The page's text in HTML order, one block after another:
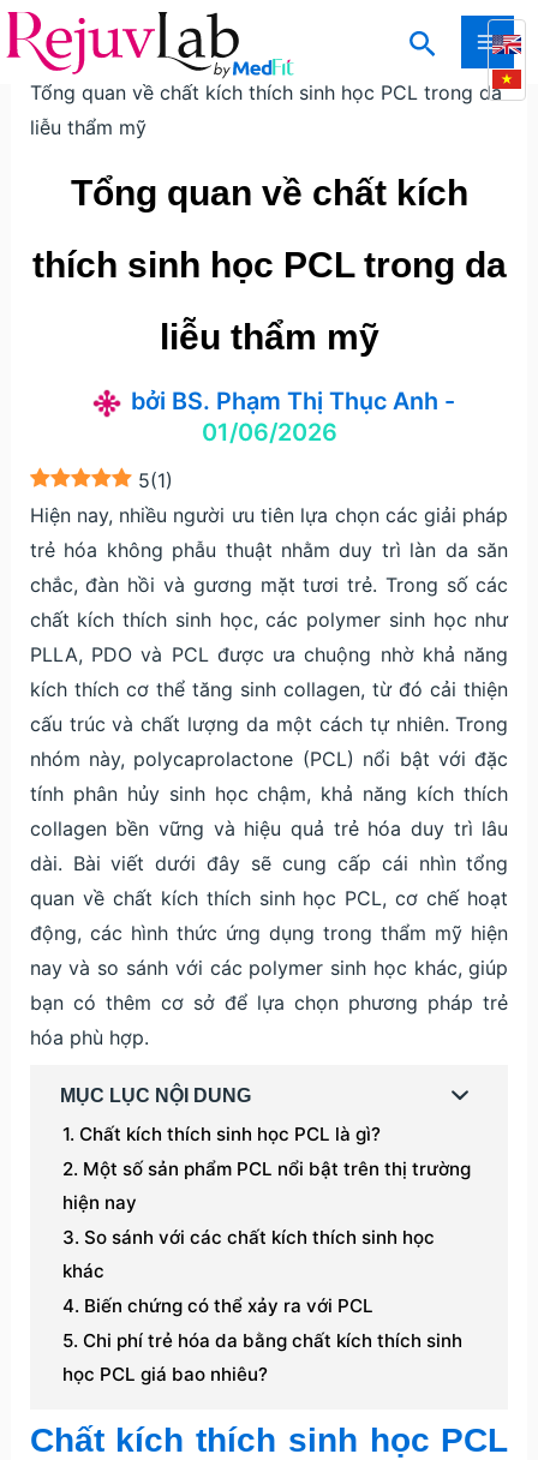
Nhảy
tới
dung
Tìm
kiếm
Trang chủ Kiến thức
Kiến thức thẩm mỹ da
Tổng quan về chất kích thích sinh học PCL trong da
liễu thẩm mỹ
Tổng quan về chất kích
thích sinh học PCL trong da
liễu thẩm mỹ
bởi BS. Phạm Thị Thục Anh -
01/06/2026
5(1)
Hiện nay, nhiều người ưu tiên lựa chọn các giải pháp
trẻ hóa không phẫu thuật nhằm duy trì làn da săn
chắc, đàn hồi và gương mặt tươi trẻ. Trong số các
chất kích thích sinh học, các polymer sinh học như
PLLA, PDO và PCL được ưa chuộng nhờ khả năng
kích thích cơ thể tăng sinh collagen, từ đó cải thiện
cấu trúc và chất lượng da một cách tự nhiên. Trong
nhóm này, polycaprolactone (PCL) nổi bật với đặc
tính phân hủy sinh học chậm, khả năng kích thích
collagen bền vững và hiệu quả trẻ hóa duy trì lâu
dài. Bài viết dưới đây sẽ cung cấp cái nhìn tổng
quan về chất kích thích sinh học PCL, cơ chế hoạt
động, các hình thức ứng dụng trong thẩm mỹ hiện
nay và so sánh với các polymer sinh học khác, giúp
bạn có thêm cơ sở để lựa chọn phương pháp trẻ
hóa phù hợp.
MỤC LỤC NỘI DUNG
Chất kích thích sinh học PCL là gì?
Một số sản phẩm PCL nổi bật trên thị trường
hiện nay
So sánh với các chất kích thích sinh học
khác
Biến chứng có thể xảy ra với PCL
Chi phí trẻ hóa da bằng chất kích thích sinh
học PCL giá bao nhiêu?
Chất kích thích sinh học PCL